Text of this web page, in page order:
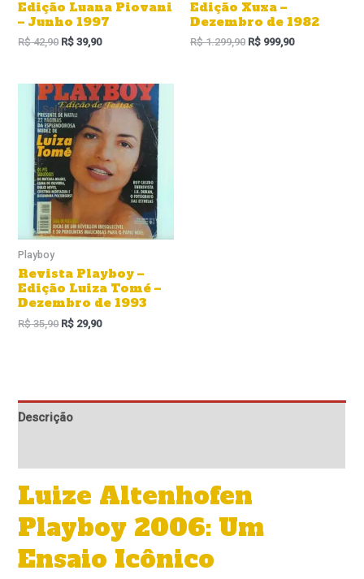
Edição Luana Piovani
– Junho 1997
R$42,90 R$ 39,90
Edição Xuxa –
Dezembro de 1982
R$1.299,90 R$ 999,90
Sale!
Sale!
Playboy
Revista Playboy –
Edição Luiza Tomé –
Dezembro de 1993
R$35,90
O
preço
original
era:
R$ 35,90.
R$ 29,90
O
preço
é:
R$ 29,90.
Descrição
Luize Altenhofen
Playboy 2006: Um
Ensaio Icônico